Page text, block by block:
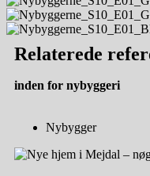
Relaterede
inden for nybyggeri
Nybygger